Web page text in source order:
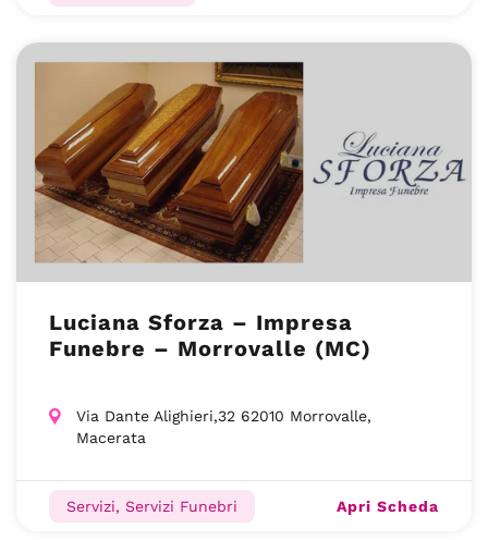
Luciana Sforza – Impresa
Funebre – Morrovalle (MC)
Via Dante Alighieri,32 62010 Morrovalle,
Macerata
Servizi, Servizi Funebri Apri Scheda